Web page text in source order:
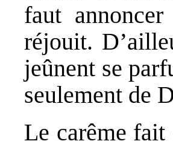
faut
réjouit.
jeûnent se
seulement de
Le carême fait